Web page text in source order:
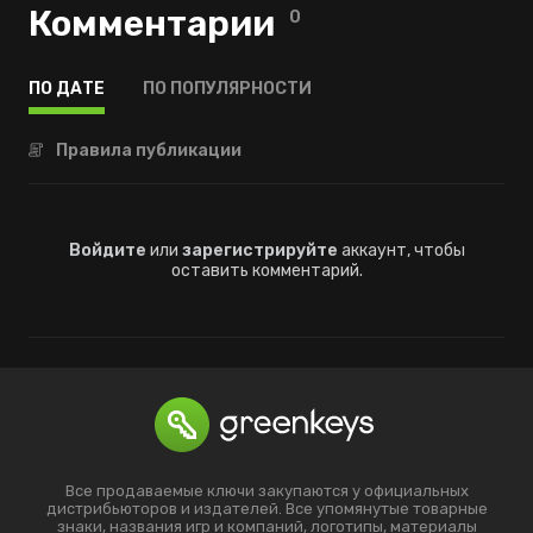
Комментарии 0
ПО ДАТЕ ПО ПОПУЛЯРНОСТИ
Правила публикации
Войдите или зарегистрируйте аккаунт, чтобы
оставить комментарий.
Все продаваемые ключи закупаются у официальных
дистрибьюторов и издателей. Все упомянутые товарные
знаки, названия игр и компаний, логотипы, материалы